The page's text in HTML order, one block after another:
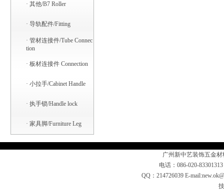
· 其他/B7 Roller
· 导轨配件/Fitting
· 管材连接件/Tube Connec
tion
· 板材连接件 Connection
· 小拉手/Cabinet Handle
· 执手锁/Handle lock
· 家具脚/Furniture Leg
广州新中艺装饰五金
电话：086-020-
QQ：214726039 E-